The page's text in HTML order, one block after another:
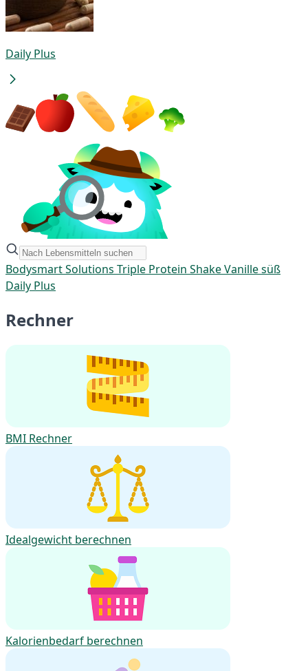
Daily Plus
Bodysmart Solutions Triple Protein Shake Vanille süß
Daily Plus
Rechner
BMI Rechner
Idealgewicht berechnen
Kalorienbedarf berechnen